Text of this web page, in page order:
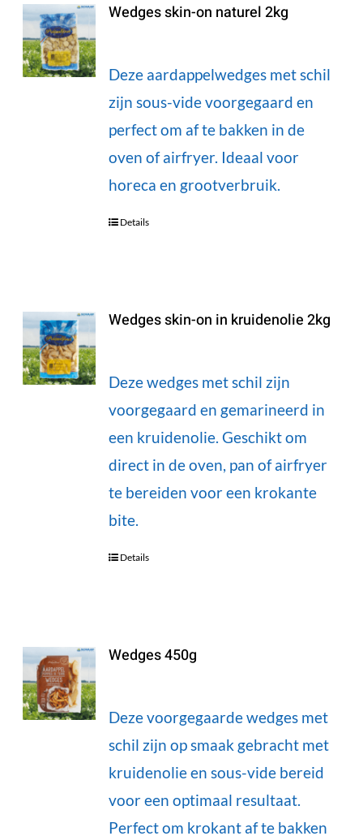
Wedges skin-on naturel 2kg
Deze aardappelwedges met schil
zijn sous-vide voorgegaard en
perfect om af te bakken in de
oven of airfryer. Ideaal voor
horeca en grootverbruik.
Details
Wedges skin-on in kruidenolie 2kg
Deze wedges met schil zijn
voorgegaard en gemarineerd in
een kruidenolie. Geschikt om
direct in de oven, pan of airfryer
te bereiden voor een krokante
bite.
Details
Wedges 450g
Deze voorgegaarde wedges met
schil zijn op smaak gebracht met
kruidenolie en sous-vide bereid
voor een optimaal resultaat.
Perfect om krokant af te bakken